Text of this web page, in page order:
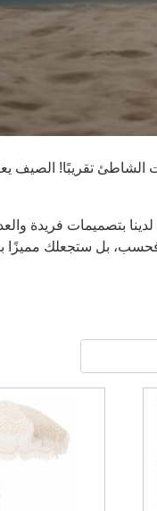
الشاطئ تقريبًا!
بتصميمات فريدة
بل ستجعلك مميزًا بين